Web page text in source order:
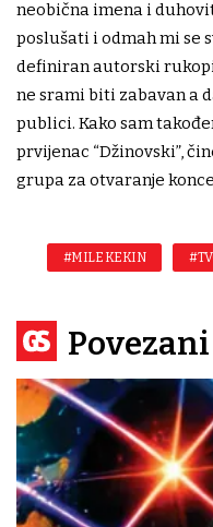
neobična imena i
poslušati i odmah mi se
definiran autorski
ne srami biti zabavan a
publici. Kako sam
prvijenac “Džinovski”,
grupa za otvaranje
#MILE KEKIN